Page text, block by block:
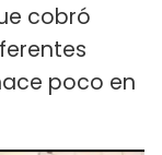
cobró
poco en